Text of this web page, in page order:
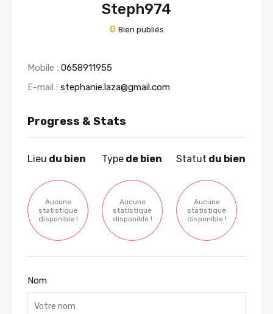
Steph974
0 Bien publiés
Mobile : 0658911955
E-mail : stephanie.laza@gmail.com
Progress & Stats
Lieu du bien
Aucune
statistique
disponible !
Type de bien
Aucune
statistique
disponible !
Statut du bien
Aucune
statistique
disponible !
Nom